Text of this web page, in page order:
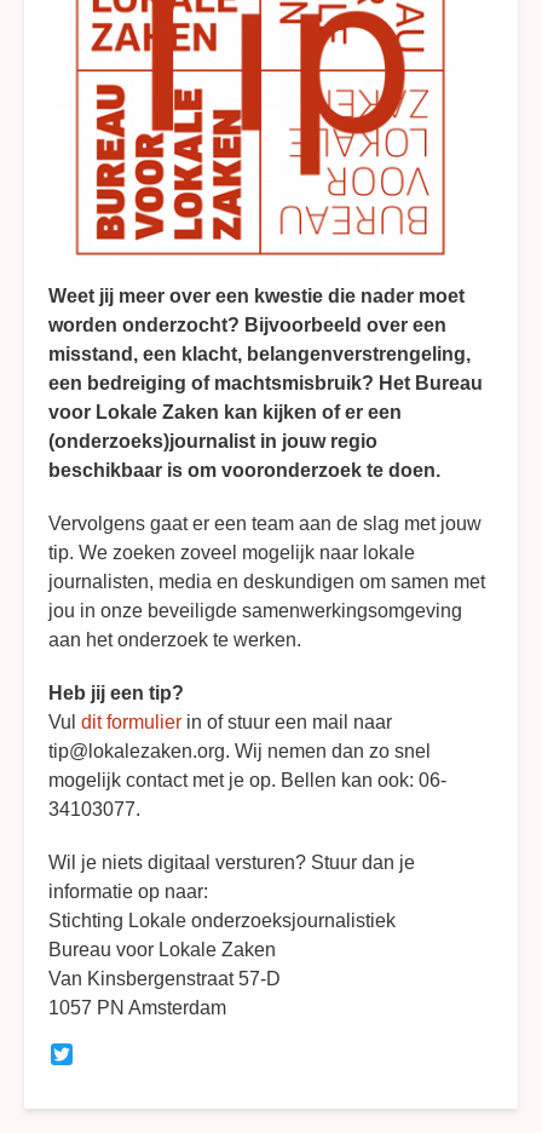
Weet jij meer over een kwestie die nader moet
worden onderzocht? Bijvoorbeeld over een
misstand, een klacht, belangenverstrengeling,
een bedreiging of machtsmisbruik? Het Bureau
voor Lokale Zaken kan kijken of er een
(onderzoeks)journalist in jouw regio
beschikbaar is om vooronderzoek te doen.
Vervolgens gaat er een team aan de slag met jouw
tip. We zoeken zoveel mogelijk naar lokale
journalisten, media en deskundigen om samen met
jou in onze beveiligde samenwerkingsomgeving
aan het onderzoek te werken.
Heb jij een tip?
Vul dit formulier in of stuur een mail naar
tip@lokalezaken.org. Wij nemen dan zo snel
mogelijk contact met je op. Bellen kan ook: 06-
34103077.
Wil je niets digitaal versturen? Stuur dan je
informatie op naar:
Stichting Lokale onderzoeksjournalistiek
Bureau voor Lokale Zaken
Van Kinsbergenstraat 57-D
1057 PN Amsterdam